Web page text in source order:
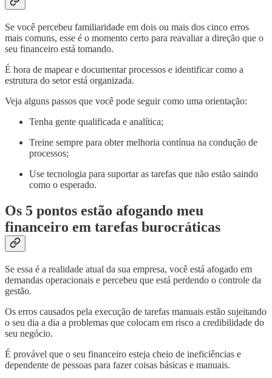
Se você percebeu familiaridade em dois ou mais dos cinco erros
mais comuns, esse é o momento certo para reavaliar a direção que o
seu financeiro está tomando.
É hora de mapear e documentar processos e identificar como a
estrutura do setor está organizada.
Veja alguns passos que você pode seguir como uma orientação:
Tenha gente qualificada e analítica;
Treine sempre para obter melhoria contínua na condução de
processos;
Use tecnologia para suportar as tarefas que não estão saindo
como o esperado.
Os 5 pontos estão afogando meu
financeiro em tarefas burocráticas
Se essa é a realidade atual da sua empresa, você está afogado em
demandas operacionais e percebeu que está perdendo o controle da
gestão.
Os erros causados pela execução de tarefas manuais estão sujeitando
o seu dia a dia a problemas que colocam em risco a credibilidade do
seu negócio.
É provável que o seu financeiro esteja cheio de ineficiências e
dependente de pessoas para fazer coisas básicas e manuais.